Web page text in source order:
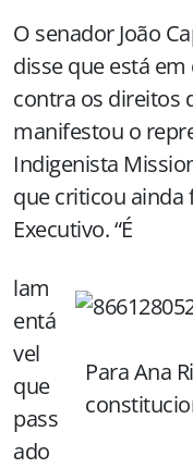
O senador João
disse que está
contra os direitos
manifestou o
Indigenista
que criticou ainda
Executivo. “É
Para Ana
lam
entá
vel
que
pass
ado